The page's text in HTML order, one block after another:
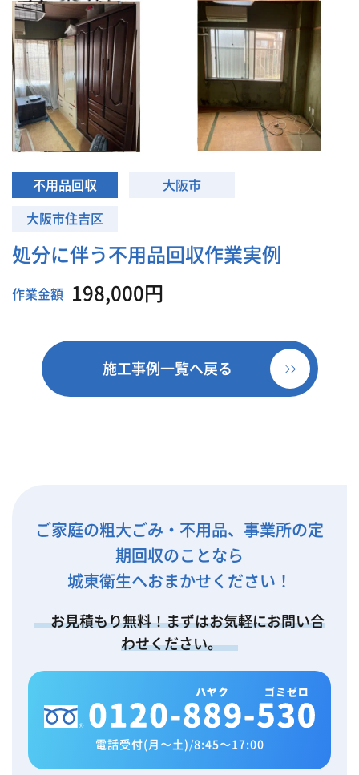
不用品回収 大阪市
大阪市住吉区
処分に伴う不用品回収作業実例
作業金額 198,000円
施工事例一覧へ戻る
ご家庭の粗大ごみ・不用品、事業所の定
期回収のことなら
城東衛生へおまかせください！
お見積もり無料！まずはお気軽にお問い合
わせください。
電話受付(月～土) /8:45～17:00